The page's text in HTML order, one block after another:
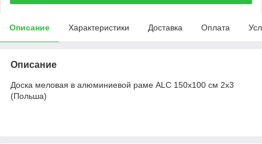
Описание Характеристики Доставка Оплата
Описание
Доска меловая в алюминиевой раме ALС 150х100 см 2x3
(Польша)